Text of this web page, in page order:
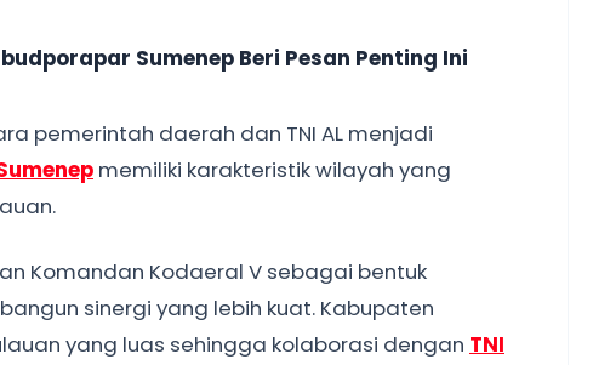
Sumenep Beri Pesan Penting Ini
pemerintah daerah dan TNI AL menjadi
memiliki karakteristik wilayah yang
Komandan Kodaeral V sebagai bentuk
sinergi yang lebih kuat. Kabupaten
yang luas sehingga kolaborasi dengan TNI